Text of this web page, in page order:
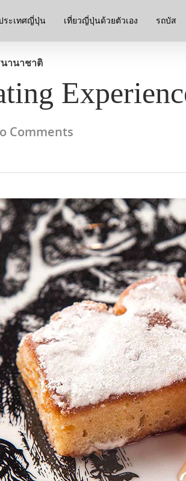
ระเทศญี่ปุ่น เที่ยวญี่ปุ่นด้วยตัวเอง รถบัส
านาชาติ
Comments